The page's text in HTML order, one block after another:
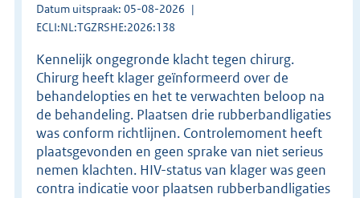
Datum uitspraak: 05-08-2026
ECLI:NL:TGZRSHE:2026:138
Kennelijk ongegronde klacht tegen chirurg.
Chirurg heeft klager geïnformeerd over de
behandelopties en het te verwachten beloop na
de behandeling. Plaatsen drie rubberbandligaties
was conform richtlijnen. Controlemoment heeft
plaatsgevonden en geen sprake van niet serieus
nemen klachten. HIV-status van klager was geen
contra indicatie voor plaatsen rubberbandligaties